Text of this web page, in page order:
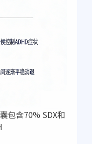
包含70% SDX和